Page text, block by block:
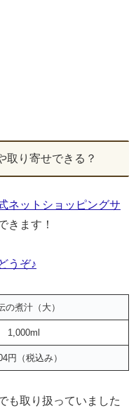
取り寄せできる？
ネットショッピングサ
きます！
うぞ♪
の煮汁（大）
1,000ml
円（税込み）
も取り扱っていました